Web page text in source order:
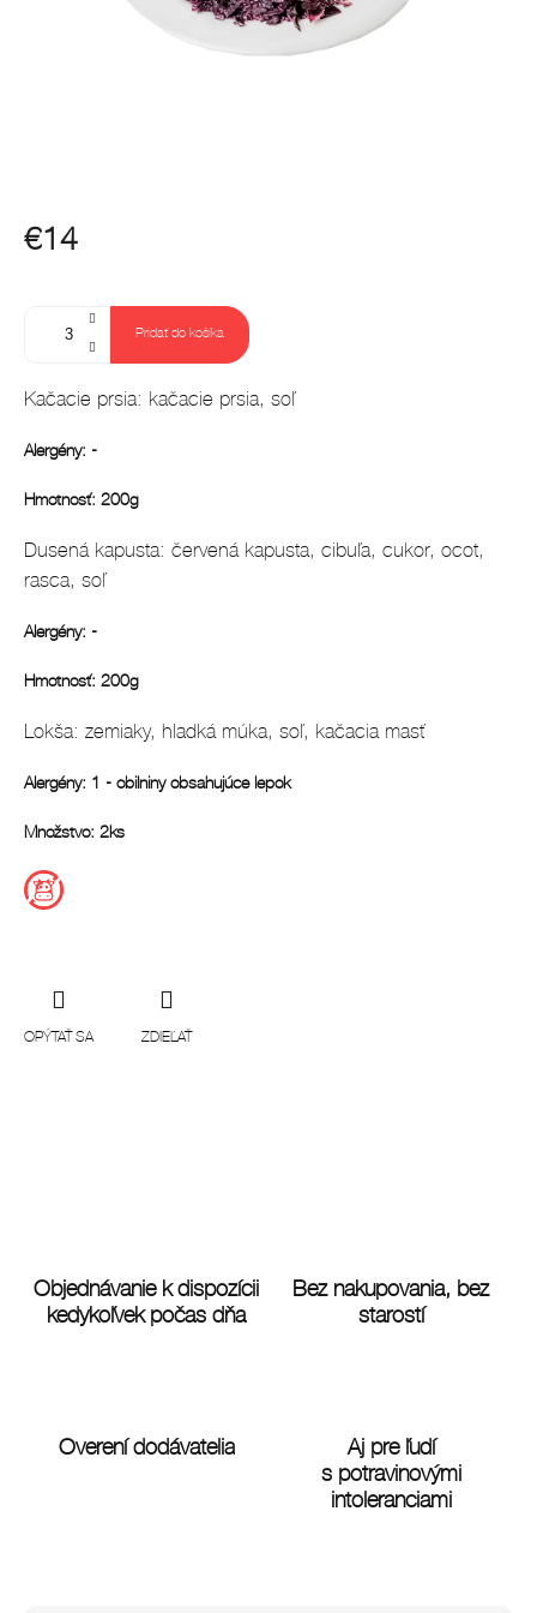
€14
Pridať do košíka
Kačacie prsia: kačacie prsia, soľ
Alergény: -
Hmotnosť: 200g
Dusená kapusta: červená kapusta, cibuľa, cukor, ocot,
rasca, soľ
Alergény: -
Hmotnosť: 200g
Lokša: zemiaky, hladká múka, soľ, kačacia masť
Alergény: 1 - obilniny obsahujúce lepok
Množstvo: 2ks
OPÝTAŤ SA ZDIEĽAŤ
Objednávanie k dispozícii
kedykoľvek počas dňa
Bez nakupovania, bez
starostí
Overení dodávatelia
Aj pre ľudí
s potravinovými
intoleranciami